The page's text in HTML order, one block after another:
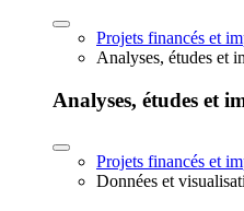
Projets financés et
Analyses, études et
Analyses, études et
Projets financés et
Données et